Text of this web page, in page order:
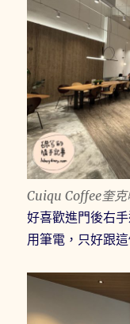
Cuiqu Coffee奎
好喜歡進門後右
用筆電，只好跟